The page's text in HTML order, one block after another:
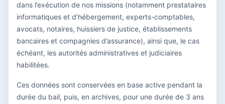
dans l’exécution de nos missions (notamment prestataires
informatiques et d’hébergement, experts-comptables,
avocats, notaires, huissiers de justice, établissements
bancaires et compagnies d’assurance), ainsi que, le cas
échéant, les autorités administratives et judiciaires
habilitées.
Ces données sont conservées en base active pendant la
durée du bail, puis, en archives, pour une durée de 3 ans